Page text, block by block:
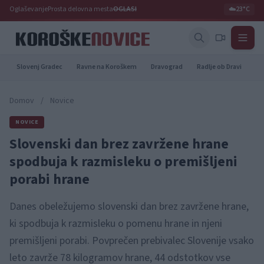
OglaševanjeProsta delovna mestaOGLASI ☁️23°C
Slovenj Gradec Ravne na Koroškem Dravograd Radlje ob Dravi
Domov / Novice
NOVICE
Slovenski dan brez zavržene hrane
spodbuja k razmisleku o premišljeni
porabi hrane
Danes obeležujemo slovenski dan brez zavržene hrane,
ki spodbuja k razmisleku o pomenu hrane in njeni
premišljeni porabi. Povprečen prebivalec Slovenije vsako
leto zavrže 78 kilogramov hrane, 44 odstotkov vse